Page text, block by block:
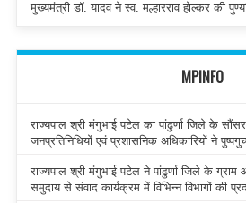
मुख्यमंत्री डॉ. यादव ने स्व. मल्हारराव होल्कर की
MPINFO
राज्यपाल श्री मंगुभाई पटेल का पांढुर्णा जिले के
जनप्रतिनिधियों एवं प्रशासनिक अधिकारियों ने
राज्यपाल श्री मंगुभाई पटेल ने पांढुर्णा जिले के
समुदाय से संवाद कार्यक्रम में विभिन्न विभागों की